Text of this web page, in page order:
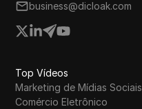
business@dicloak.com
Top Vídeos
Marketing de Mídias Sociais
Comércio Eletrônico